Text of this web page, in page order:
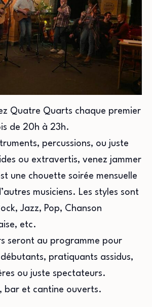
Quatre Quarts chaque premier
de 20h à 23h.
percussions, ou juste
ou extravertis, venez jammer
une chouette soirée mensuelle
musiciens. Les styles sont
Jazz, Pop, Chanson
etc.
seront au programme pour
pratiquants assidus,
ou juste spectateurs.
bar et cantine ouverts.